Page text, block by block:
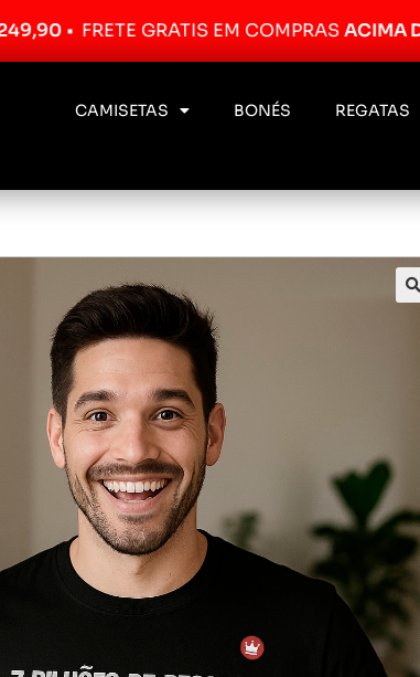
FRETE GRÁTIS EM COMPRASACIMA DE R$
CAMISETAS BONÉS REGATAS